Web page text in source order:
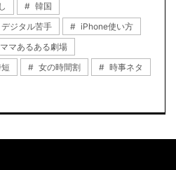
韓国
デジタル苦手
iPhone使い方
マあるある劇場
女の時間割
時事ネタ